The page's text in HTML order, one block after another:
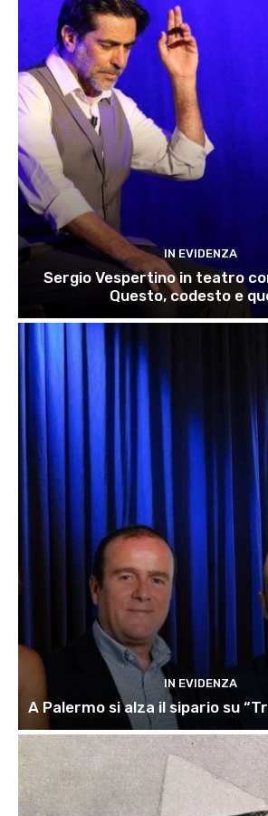
IN EVIDENZA
Sergio Vespertino in teatro
Questo, codesto e
IN EVIDENZA
A Palermo si alza il sipario su